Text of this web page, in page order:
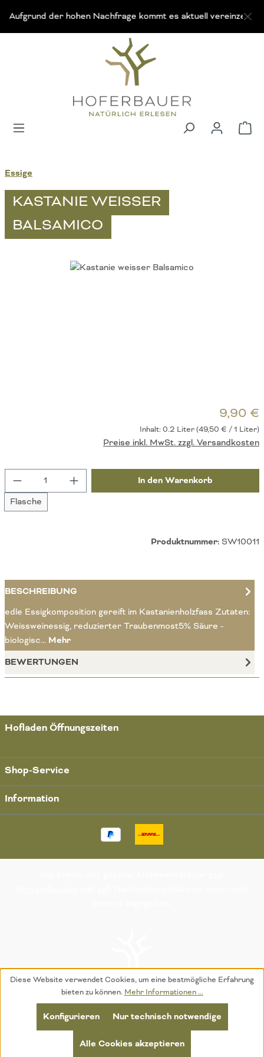
Zum Hauptinhalt springen
Aufgrund der hohen Nachfrage kommt es aktuell vereinzelt
Essige
KASTANIE WEISSER
BALSAMICO
Bildergalerie überspringen
9,90 €
Inhalt:0.2 Liter(49,50 € / 1 Liter)
Preise inkl. MwSt. zzgl. Versandkosten
Produkt Anzahl: Gib den gewünschten Wert
Flasche
In den Warenkorb
Produktnummer: SW10011
BESCHREIBUNG
edle Essigkomposition gereift im Kastanienholzfass Zutaten:
Weissweinessig, reduzierter Traubenmost5% Säure -
biologisc… Mehr
BEWERTUNGEN
Hofladen Öffnungszeiten
Shop-Service
Information
Diese Website verwendet Cookies, um eine bestmögliche Erfahrung
bieten zu können. Mehr Informationen ...
Nur technisch notwendige
Konfigurieren
Alle Cookies akzeptieren